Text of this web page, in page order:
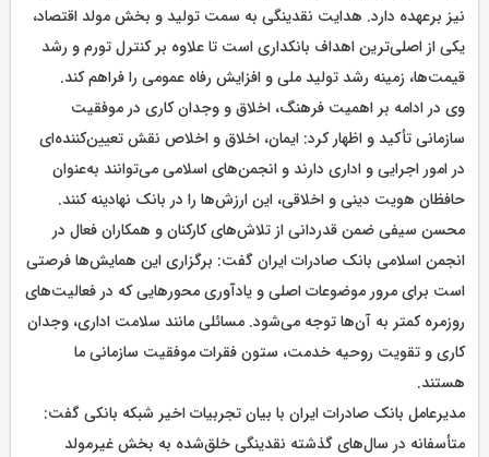
نیز برعهده دارد. هدایت نقدینگی به سمت تولید و بخش مولد اقتصاد،
یکی از اصلی‌ترین اهداف بانکداری است تا علاوه بر کنترل تورم و رشد
قیمت‌ها، زمینه رشد تولید ملی و افزایش رفاه عمومی را فراهم کند.
وی در ادامه بر اهمیت فرهنگ، اخلاق و وجدان کاری در موفقیت
سازمانی تأکید و اظهار کرد: ایمان، اخلاق و اخلاص نقش تعیین‌کننده‌ای
در امور اجرایی و اداری دارند و انجمن‌های اسلامی می‌توانند به‌عنوان
حافظان هویت دینی و اخلاقی، این ارزش‌ها را در بانک نهادینه کنند.
محسن سیفی ضمن قدردانی از تلاش‌های کارکنان و همکاران فعال در
انجمن اسلامی بانک صادرات ایران گفت: برگزاری این همایش‌ها فرصتی
است برای مرور موضوعات اصلی و یادآوری محورهایی که در فعالیت‌های
روزمره کمتر به آن‌ها توجه می‌شود. مسائلی مانند سلامت اداری، وجدان
کاری و تقویت روحیه خدمت، ستون فقرات موفقیت سازمانی ما
هستند.
مدیرعامل بانک صادرات ایران با بیان تجربیات اخیر شبکه بانکی گفت:
متأسفانه در سال‌های گذشته نقدینگی خلق‌شده به بخش غیرمولد